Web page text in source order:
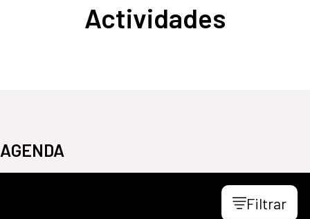
Actividades
AGENDA
Filtrar